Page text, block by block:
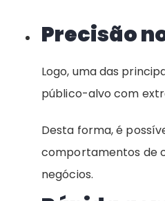
Precisão
Logo, uma das
público-alvo com
Desta forma, é
comportamentos de
negócios.